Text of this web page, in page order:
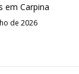
em Carpina
de 2026